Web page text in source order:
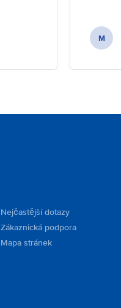
M
Nejčastější dotazy
Zákaznická podpora
Mapa stránek